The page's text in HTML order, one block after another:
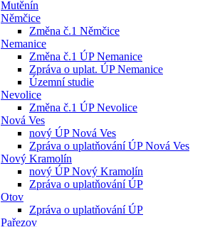
Mutěnín
Němčice
Změna č.1 Němčice
Nemanice
Změna č.1 ÚP Nemanice
Zpráva o uplat. ÚP Nemanice
Územní studie
Nevolice
Změna č.1 ÚP Nevolice
Nová Ves
nový ÚP Nová Ves
Zpráva o uplatňování ÚP Nová Ves
Nový Kramolín
nový ÚP Nový Kramolín
Zpráva o uplatňování ÚP
Otov
Zpráva o uplatňování ÚP
Pařezov